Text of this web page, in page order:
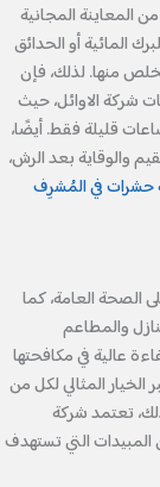
المجانية
أو الحدائق
منها. لذلك، فإن
الاوائل، حيث
قليلة فقط. أيضًا،
بعد الرش،
في المُشرِف
العامة، كما
والمطاعم
عالية في مكافحتها
المثالي لكل من
تعتمد شركة
التي تستهدف